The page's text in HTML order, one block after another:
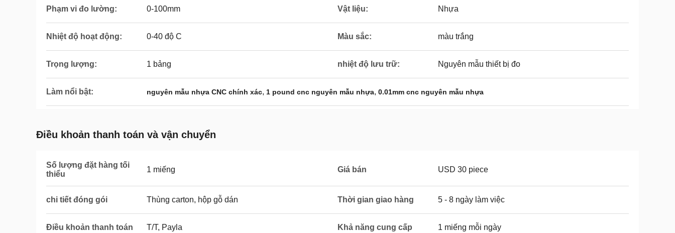
Phạm vi đo lường: 0-100mm Vật liệu: Nhựa
Nhiệt độ hoạt động: 0-40 độ C Màu sắc: màu trắng
Trọng lượng: 1 bảng nhiệt độ lưu trữ: Nguyên mẫu thiết bị đo
Làm nổi bật: nguyên mẫu nhựa CNC chính xác, 1 pound cnc nguyên mẫu nhựa, 0.01mm cnc nguyên mẫu nhựa
Điều khoản thanh toán và vận chuyển
Số lượng đặt hàng tối
thiểu
1 miếng Giá bán USD 30 piece
chi tiết đóng gói Thùng carton, hộp gỗ dán Thời gian giao hàng 5 - 8 ngày làm việc
Điều khoản thanh toán T/T, Payla Khả năng cung cấp 1 miếng mỗi ngày